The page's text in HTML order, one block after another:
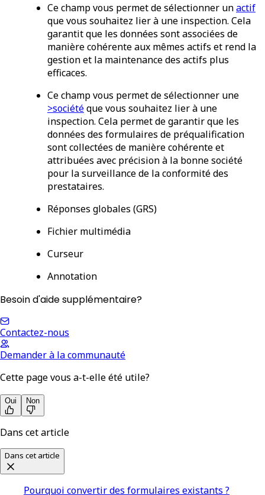
Ce champ vous permet de sélectionner unactif
que vous souhaitez lier à une inspection. Cela
garantit que les données sont associées de
manière cohérente aux mêmes actifs et rend la
gestion et la maintenance des actifs plus
efficaces.
Ce champ vous permet de sélectionner une
>sociétéque vous souhaitez lier à une
inspection. Cela permet de garantir que les
données des formulaires de préqualification
sont collectées de manière cohérente et
attribuées avec précision à la bonne société
pour la surveillance de la conformité des
prestataires.
Réponses globales (GRS)
Fichier multimédia
Curseur
Annotation
Besoin d'aide supplémentaire?
Contactez-nous
Demander à la communauté
Cette page vous a-t-elle été utile?
Oui Non
Dans cet article
Dans cet article
Pourquoi convertir des formulaires existants ?